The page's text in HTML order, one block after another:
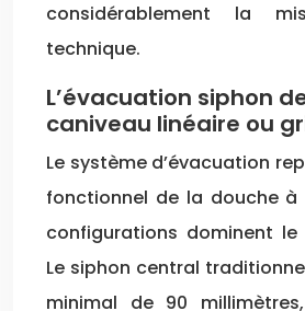
considérablement la
technique.
L’évacuation siphon
caniveau linéaire ou
Le système d’évacuation
fonctionnel de la douche à
configurations dominent
Le siphon central
minimal de 90